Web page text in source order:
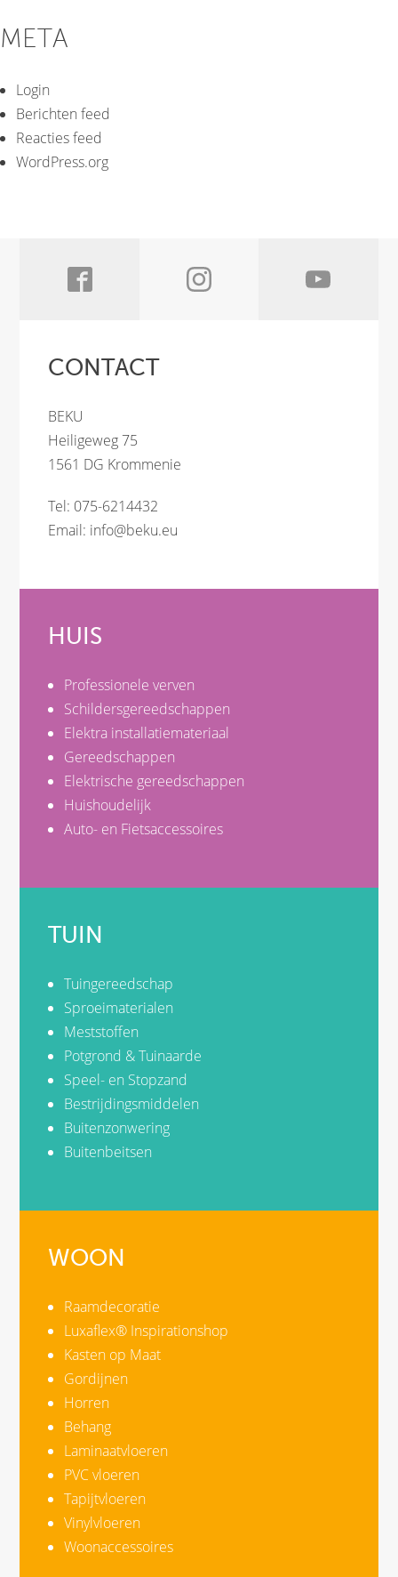
META
Login
Berichten feed
Reacties feed
WordPress.org
CONTACT
BEKU
Heiligeweg 75
1561 DG Krommenie
Tel: 075-6214432
Email: info@beku.eu
HUIS
Professionele verven
Schildersgereedschappen
Elektra installatiemateriaal
Gereedschappen
Elektrische gereedschappen
Huishoudelijk
Auto- en Fietsaccessoires
TUIN
Tuingereedschap
Sproeimaterialen
Meststoffen
Potgrond & Tuinaarde
Speel- en Stopzand
Bestrijdingsmiddelen
Buitenzonwering
Buitenbeitsen
WOON
Raamdecoratie
Luxaflex® Inspirationshop
Kasten op Maat
Gordijnen
Horren
Behang
Laminaatvloeren
PVC vloeren
Tapijtvloeren
Vinylvloeren
Woonaccessoires